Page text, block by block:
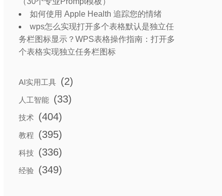
如何使用 Apple Health 追踪您的情绪
wps怎么实现打开多个表格默认是独立任
务栏图标显示？WPS表格操作指南：打开多
个表格实现独立任务栏图标
AI实用工具 (2)
人工智能 (33)
技术 (404)
教程 (395)
科技 (336)
经验 (349)